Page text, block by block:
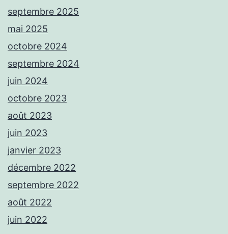
septembre 2025
mai 2025
octobre 2024
septembre 2024
juin 2024
octobre 2023
août 2023
juin 2023
janvier 2023
décembre 2022
septembre 2022
août 2022
juin 2022